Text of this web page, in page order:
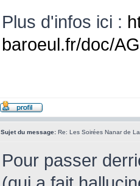
Plus d'infos ici :
baroeul.fr/doc/
Sujet du message: Re: Les Soirées Nanar de
Pour passer